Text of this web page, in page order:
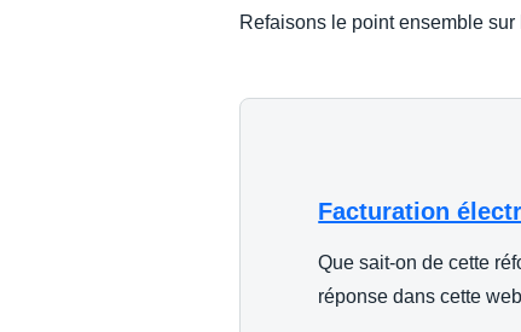
Refaisons le point ensemble
Facturation
Que sait-on de cette
réponse dans cette